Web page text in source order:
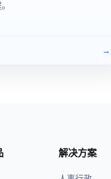
→
解决方案